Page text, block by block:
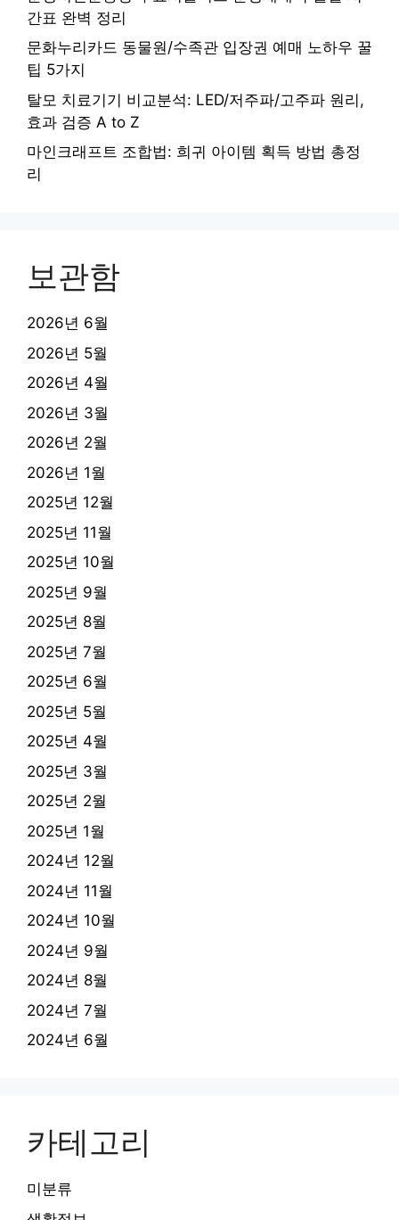
간표 완벽 정리
문화누리카드 동물원/수족관 입장권 예매 노하우 꿀
팁 5가지
탈모 치료기기 비교분석: LED/저주파/고주파 원리,
효과 검증 A to Z
마인크래프트 조합법: 희귀 아이템 획득 방법 총정
리
보관함
2026년 6월
2026년 5월
2026년 4월
2026년 3월
2026년 2월
2026년 1월
2025년 12월
2025년 11월
2025년 10월
2025년 9월
2025년 8월
2025년 7월
2025년 6월
2025년 5월
2025년 4월
2025년 3월
2025년 2월
2025년 1월
2024년 12월
2024년 11월
2024년 10월
2024년 9월
2024년 8월
2024년 7월
2024년 6월
카테고리
미분류